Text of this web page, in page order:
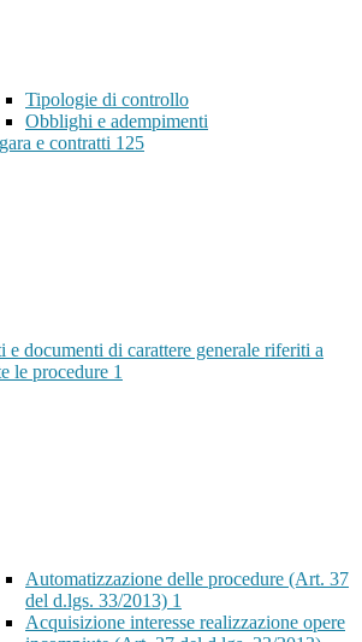
Tipologie di controllo
Obblighi e adempimenti
e contratti 125
e documenti di carattere generale riferiti a
le procedure 1
Automatizzazione delle procedure (Art. 37
del d.lgs. 33/2013) 1
Acquisizione interesse realizzazione opere